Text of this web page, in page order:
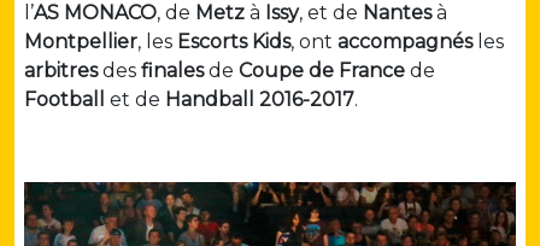
l’AS MONACO, de Metz à Issy, et de Nantesà
Montpellier, les Escorts Kids, ont accompagnésles
arbitresdes finalesde Coupe de France de
Football
et de Handball 2016-2017.